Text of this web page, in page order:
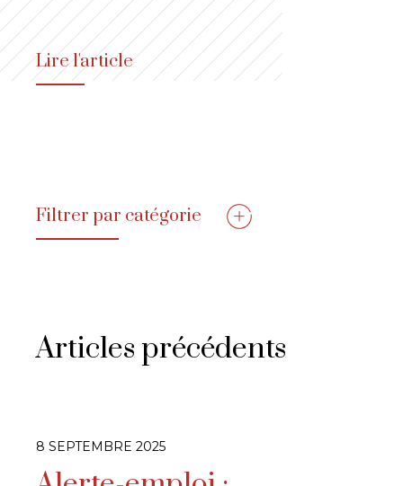
Lire l'article
Filtrer par catégorie
Articles précédents
8 SEPTEMBRE 2025